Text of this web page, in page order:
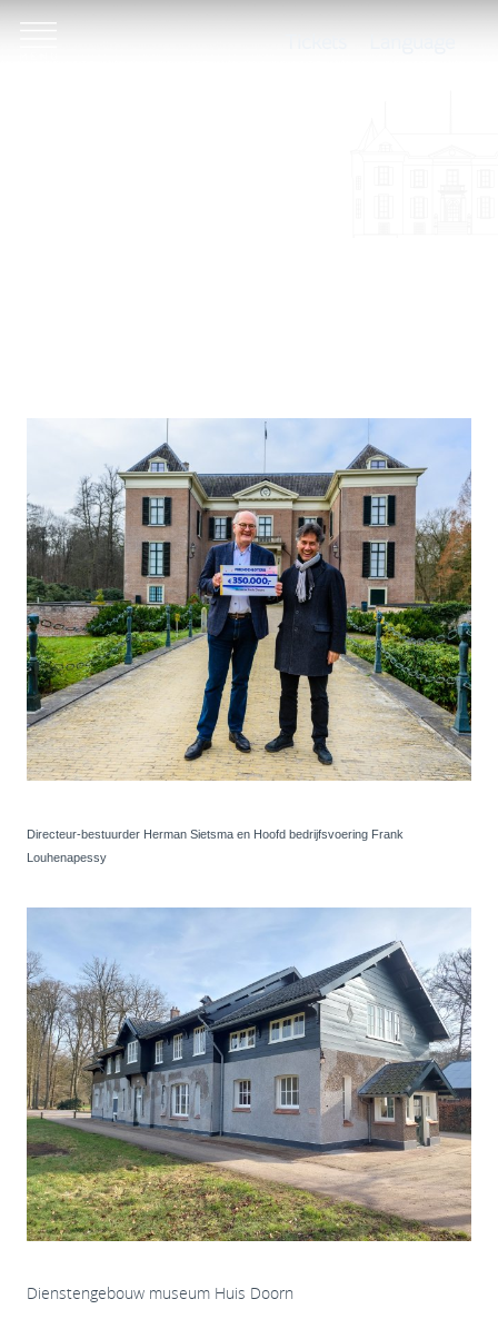
Directeur-bestuurder Herman Sietsma en Hoofd bedrijfsvoering Frank
Louhenapessy
Dienstengebouw museum Huis Doorn